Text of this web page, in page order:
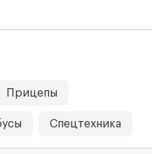
Прицепы
Спецтехника